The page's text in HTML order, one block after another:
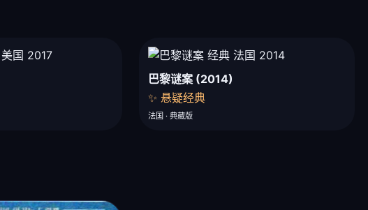
巴黎谜案 (2014)
✨ 悬疑经典
法国 · 典藏版